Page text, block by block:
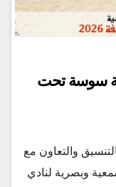
سوسة تحت
والتعاون مع
وبصرية لنادي